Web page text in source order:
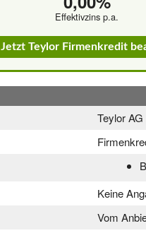
Effektivzins p.a.
Jetzt Teylor Firmenkredit
Teylor
Keine
Vom